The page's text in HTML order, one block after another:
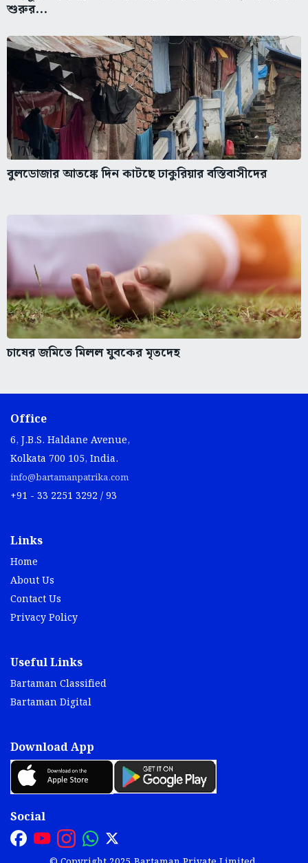
শুরুর...
বুলডোজার আতঙ্কে দিন কাটছে ঢাকুরিয়ার বস্তিবাসীদের
চাষের জমিতে মিলল যুবকের মৃতদেহ
Office
6, J.B.S. Haldane Avenue,
Kolkata 700 105, India.
info@bartamanpatrika.com
+91 - 33 2251 3292 / 93
Links
Home
About Us
Contact Us
Privacy Policy
Useful Links
Bartaman Classified
Bartaman Digital
Download App
Social